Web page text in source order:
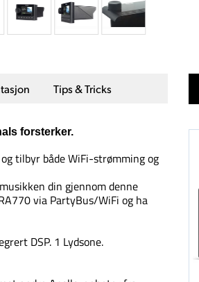
Tips & Tricks
forsterker.
tilbyr både WiFi-strømming og
din gjennom denne
via PartyBus/WiFi og ha
DSP. 1 Lydsone.